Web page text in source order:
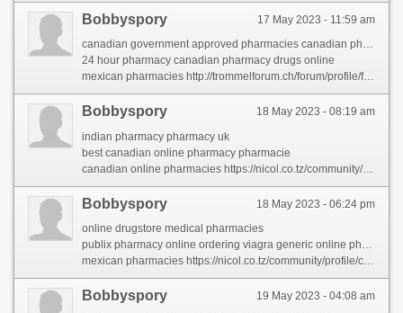
17 May 2023 - 11:59 am
Bobbyspory
canadian government approved pharmacies canadian pharmacy review
24 hour pharmacy canadian pharmacy drugs online
mexican pharmacies http://trommelforum.ch/forum/profile/franbervage/
18 May 2023 - 08:19 am
Bobbyspory
indian pharmacy pharmacy uk
best canadian online pharmacy pharmacie
canadian online pharmacies https://nicol.co.tz/community/profile/canadianpharmacy/
18 May 2023 - 06:24 pm
Bobbyspory
online drugstore medical pharmacies
publix pharmacy online ordering viagra generic online pharmacy
mexican pharmacies https://nicol.co.tz/community/profile/canadianpharmacy/
19 May 2023 - 04:08 am
Bobbyspory